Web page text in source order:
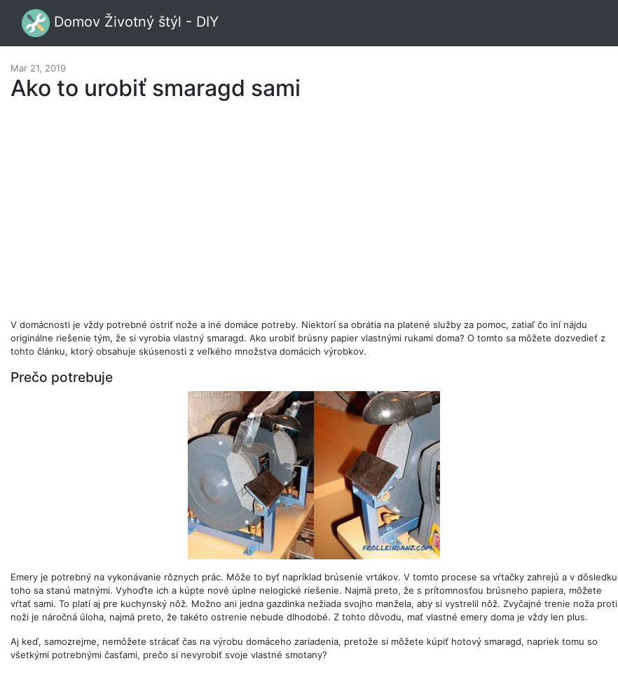
Domov Životný štýl - DIY
Mar 21, 2019
Ako to urobiť smaragd sami
V domácnosti je vždy potrebné ostriť nože a iné domáce potreby. Niektorí sa obrátia na platené služby za pomoc, zatiaľ čo iní nájdu
originálne riešenie tým, že si vyrobia vlastný smaragd. Ako urobiť brúsny papier vlastnými rukami doma? O tomto sa môžete dozvedieť z
tohto článku, ktorý obsahuje skúsenosti z veľkého množstva domácich výrobkov.
Prečo potrebuje
Emery je potrebný na vykonávanie rôznych prác. Môže to byť napríklad brúsenie vrtákov. V tomto procese sa vŕtačky zahrejú a v dôsledku
toho sa stanú matnými. Vyhoďte ich a kúpte nové úplne nelogické riešenie. Najmä preto, že s prítomnosťou brúsneho papiera, môžete
vŕtať sami. To platí aj pre kuchynský nôž. Možno ani jedna gazdinka nežiada svojho manžela, aby si vystrelil nôž. Zvyčajné trenie noža proti
noži je náročná úloha, najmä preto, že takéto ostrenie nebude dlhodobé. Z tohto dôvodu, mať vlastné emery doma je vždy len plus.
Aj keď, samozrejme, nemôžete strácať čas na výrobu domáceho zariadenia, pretože si môžete kúpiť hotový smaragd, napriek tomu so
všetkými potrebnými časťami, prečo si nevyrobiť svoje vlastné smotany?